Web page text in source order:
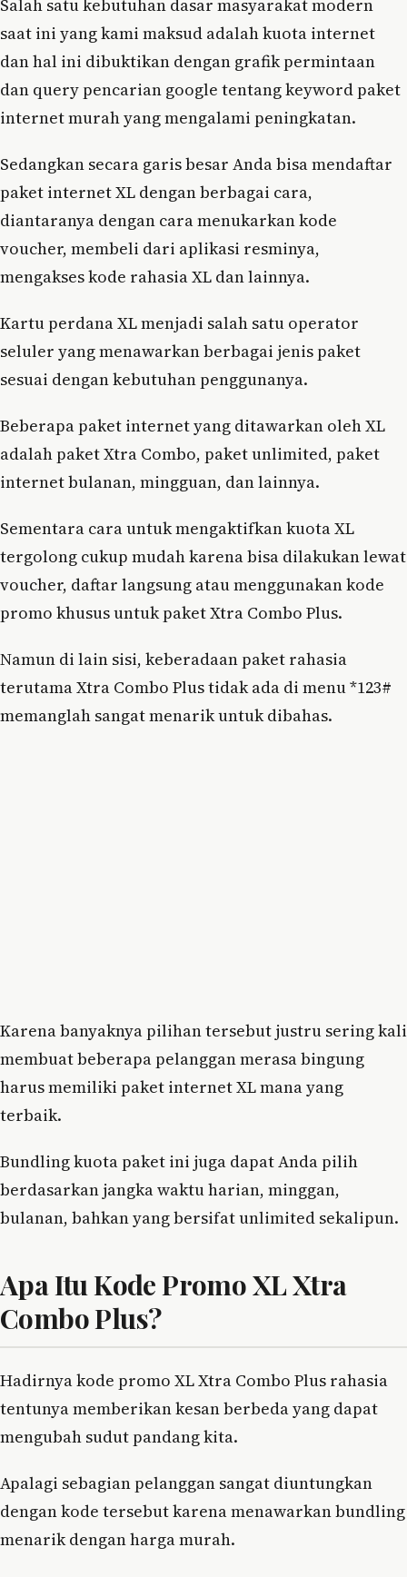
Salah satu kebutuhan dasar masyarakat modern
saat ini yang kami maksud adalah kuota internet
dan hal ini dibuktikan dengan grafik permintaan
dan query pencarian google tentang keyword paket
internet murah yang mengalami peningkatan.
Sedangkan secara garis besar Anda bisa mendaftar
paket internet XL dengan berbagai cara,
diantaranya dengan cara menukarkan kode
voucher, membeli dari aplikasi resminya,
mengakses kode rahasia XL dan lainnya.
Kartu perdana XL menjadi salah satu operator
seluler yang menawarkan berbagai jenis paket
sesuai dengan kebutuhan penggunanya.
Beberapa paket internet yang ditawarkan oleh XL
adalah paket Xtra Combo, paket unlimited, paket
internet bulanan, mingguan, dan lainnya.
Sementara cara untuk mengaktifkan kuota XL
tergolong cukup mudah karena bisa dilakukan lewat
voucher, daftar langsung atau menggunakan kode
promo khusus untuk paket Xtra Combo Plus.
Namun di lain sisi, keberadaan paket rahasia
terutama Xtra Combo Plus tidak ada di menu *123#
memanglah sangat menarik untuk dibahas.
Karena banyaknya pilihan tersebut justru sering kali
membuat beberapa pelanggan merasa bingung
harus memiliki paket internet XL mana yang
terbaik.
Bundling kuota paket ini juga dapat Anda pilih
berdasarkan jangka waktu harian, minggan,
bulanan, bahkan yang bersifat unlimited sekalipun.
Apa Itu Kode Promo XL Xtra
Combo Plus?
Hadirnya kode promo XL Xtra Combo Plus rahasia
tentunya memberikan kesan berbeda yang dapat
mengubah sudut pandang kita.
Apalagi sebagian pelanggan sangat diuntungkan
dengan kode tersebut karena menawarkan bundling
menarik dengan harga murah.